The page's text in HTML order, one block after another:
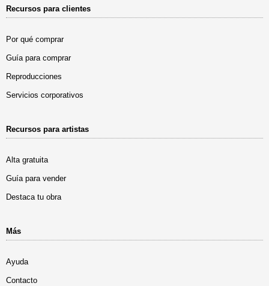
Recursos para clientes
Por qué comprar
Guía para comprar
Reproducciones
Servicios corporativos
Recursos para artistas
Alta gratuita
Guía para vender
Destaca tu obra
Más
Ayuda
Contacto